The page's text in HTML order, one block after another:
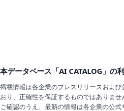
本データベース「AI CATALOG」の
掲載情報は各企業のプレスリリースおよ
おり、正確性を保証するものではありませ
ご確認のうえ、最新の情報は各企業の公式